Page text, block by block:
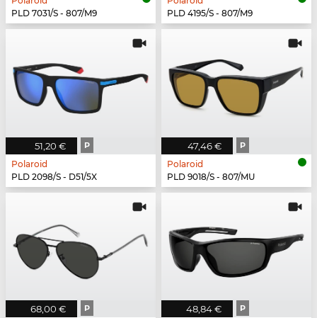
PLD 7031/S - 807/M9
PLD 4195/S - 807/M9
51,20 € P
Polaroid
PLD 2098/S - D51/5X
47,46 € P
Polaroid
PLD 9018/S - 807/MU
68,00 € P 48,84 € P